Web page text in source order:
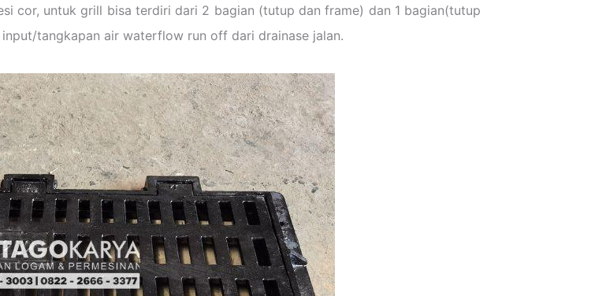
cor, untuk grill bisa terdiri dari 2 bagian (tutup dan frame) dan 1 bagian(tutup
tangkapan air waterflow run off dari drainase jalan.